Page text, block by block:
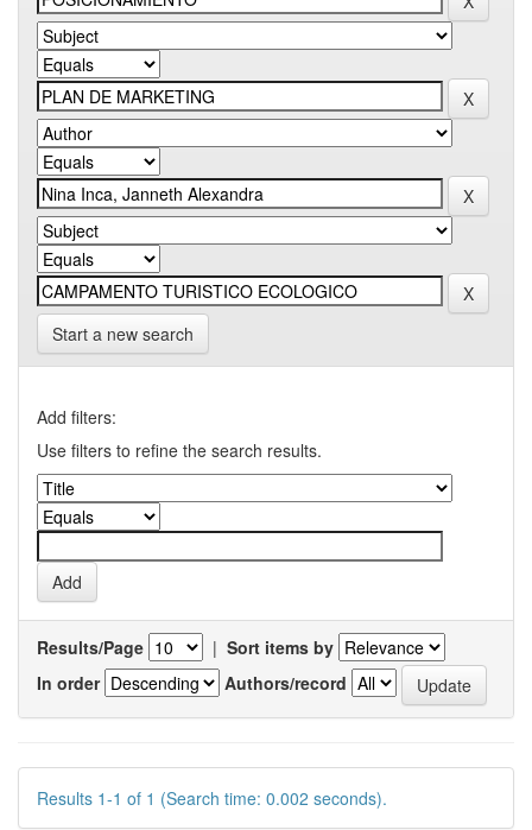
Start a new search
Add filters:
Use filters to refine the search results.
Results/Page | Sort items by
In order
Authors/record
Results 1-1 of 1 (Search time: 0.002 seconds).